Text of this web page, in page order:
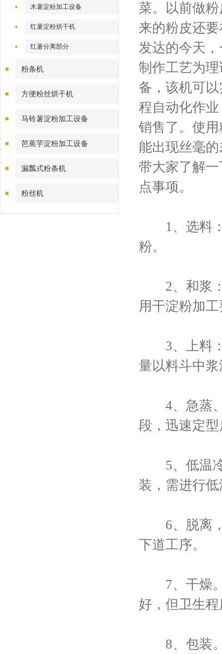
木薯淀粉加工设备
红薯淀粉烘干机
红薯分离部分
粉条机
方便粉丝烘干机
马铃薯淀粉加工设备
芭蕉芋淀粉加工设备
漏瓢式粉条机
粉丝机
菜。以前做
来的粉皮还
发达的今天
制作工艺为
备，该机可
程自动化作
销售了。使
能出现丝毫
带大家了解
点事项。
1、选料：
粉。
2、和浆：
用干淀粉加
3、上料：
量以料斗中
4、急蒸、
段，迅速定
5、低温冷
装，需进行
6、脱离，
下道工序。
7、干燥。
好，但卫生
8、包装。